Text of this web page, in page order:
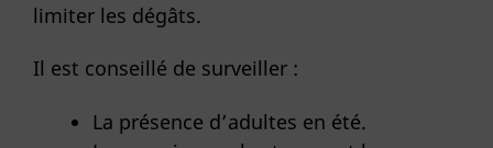
limiter les dégâts.
Il est conseillé de surveiller :
La présence d’adultes en été.